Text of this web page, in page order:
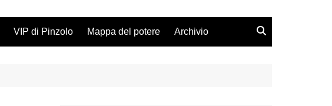
VIP di Pinzolo Mappa del potere Archivio